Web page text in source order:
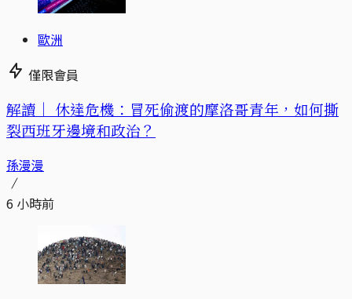
歐洲
僅限會員
解讀｜ 休達危機：冒死偷渡的摩洛哥青年，如何撕
裂西班牙邊境和政治？
孫漫漫
6 小時前